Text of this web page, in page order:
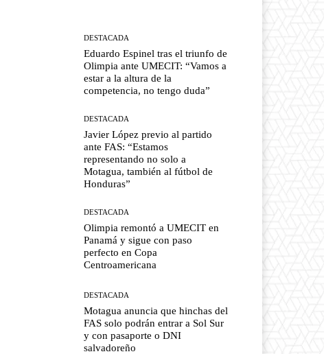
DESTACADA
Eduardo Espinel tras el triunfo de
Olimpia ante UMECIT: “Vamos a
estar a la altura de la
competencia, no tengo duda”
DESTACADA
Javier López previo al partido
ante FAS: “Estamos
representando no solo a
Motagua, también al fútbol de
Honduras”
DESTACADA
Olimpia remontó a UMECIT en
Panamá y sigue con paso
perfecto en Copa
Centroamericana
DESTACADA
Motagua anuncia que hinchas del
FAS solo podrán entrar a Sol Sur
y con pasaporte o DNI
salvadoreño